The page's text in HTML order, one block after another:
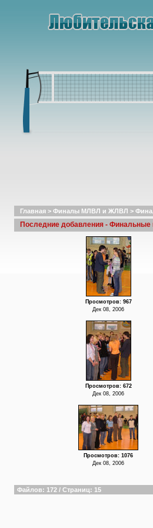
Главная > Финалы МЛВЛ и ЖЛВЛ >
Последние добавления - Финальные
Просмотров: 967
Дек 08, 2006
Просмотров: 672
Дек 08, 2006
Просмотров: 1076
Дек 08, 2006
Файлов: 172 / Страниц: 15